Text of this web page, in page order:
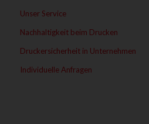
Unser Service
Nachhaltigkeit beim Drucken
Druckersicherheit in Unternehmen
Individuelle Anfragen